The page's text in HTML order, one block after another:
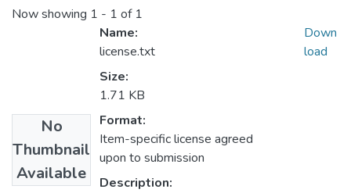
Now showing 1 - 1 of 1
No
Thumbnail
Available
Name:
license.txt
Size:
1.71 KB
Format:
Item-specific license agreed
upon to submission
Description:
Down
load